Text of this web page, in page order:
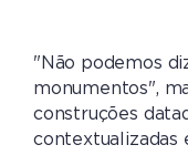
"Não podemos
monumentos",
construções
contextualizadas